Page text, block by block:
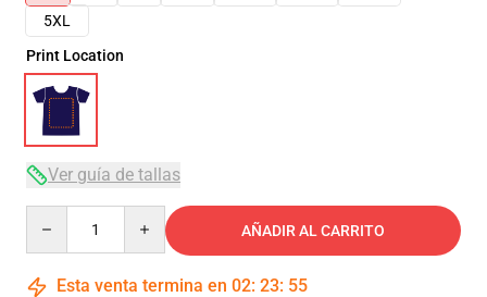
5XL
Print Location
Ver guía de tallas
AÑADIR AL CARRITO
Esta venta termina en 02: 23: 54